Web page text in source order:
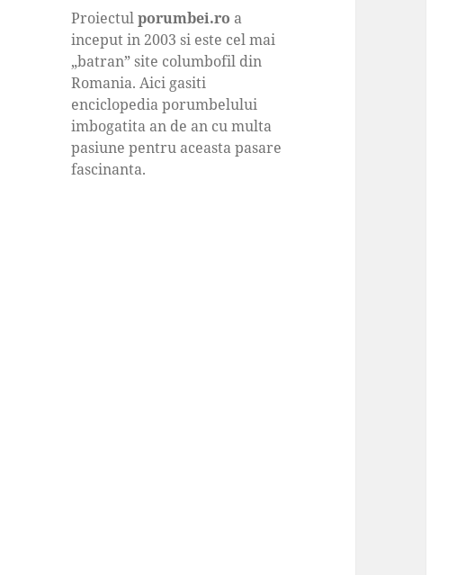
Proiectulporumbei.ro a
inceput in 2003 si este cel mai
„batran” site columbofil din
Romania. Aici gasiti
enciclopedia porumbelului
imbogatita an de an cu multa
pasiune pentru aceasta pasare
fascinanta.